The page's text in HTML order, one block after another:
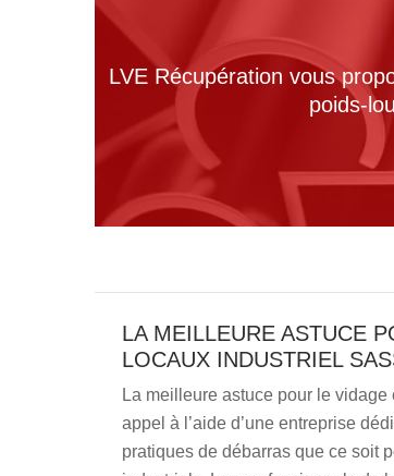
LVE Récupération vous
poids-
LA MEILLEURE ASTUCE
LOCAUX INDUSTRIEL
La meilleure astuce pour le
appel à l’aide d’une entreprise
pratiques de débarras que ce soit